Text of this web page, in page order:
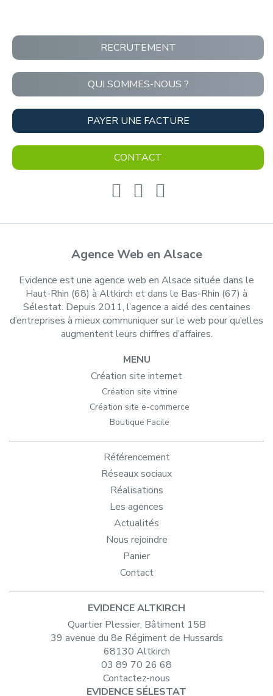
RECRUTEMENT
QUI SOMMES-NOUS ?
PAYER UNE FACTURE
CONTACT
Agence Web en Alsace
Evidence est une agence web en Alsace située dans le
Haut-Rhin (68) à Altkirch et dans le Bas-Rhin (67) à
Sélestat. Depuis 2011, l’agence a aidé des centaines
d’entreprises à mieux communiquer sur le web pour qu’elles
augmentent leurs chiffres d’affaires.
MENU
Création site internet
Création site vitrine
Création site e-commerce
Boutique Facile
Référencement
Réseaux sociaux
Réalisations
Les agences
Actualités
Nous rejoindre
Panier
Contact
EVIDENCE ALTKIRCH
Quartier Plessier, Bâtiment 15B
39 avenue du 8e Régiment de Hussards
68130 Altkirch
03 89 70 26 68
Contactez-nous
EVIDENCE SÉLESTAT